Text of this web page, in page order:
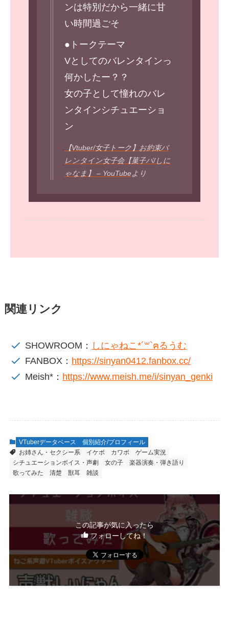
ンは特別だから一緒に甘
い時間過ごそ
●トークテーマ
Vとしてのバレンタインっ
何かしたー？？
女の子として憧れのバレ
ンタインシチュエーショ
ン
【Vtuber/女子トーク】お約束バ
レンタイン女子会【菓子パ/しに
ゃなま】 – YouTubeより
関連リンク
SHOWROOM： しにゃねこ*´꒳`ฅるうむ
FANBOX： https://sinyan0412.fanbox.cc/
Meish*： https://www.meish.me/i/sinyan_genki
VTuberデータベース
個別紹介/プロフィール
お姉さん・セクシー系
イケボ カワボ
ゲーム実況
シチュエーションボイス・声劇
女の子
楽器演奏・弾き語り
歌ってみた
清楚 獣耳 雑談
この記事が気に入ったら
フォローしてね！